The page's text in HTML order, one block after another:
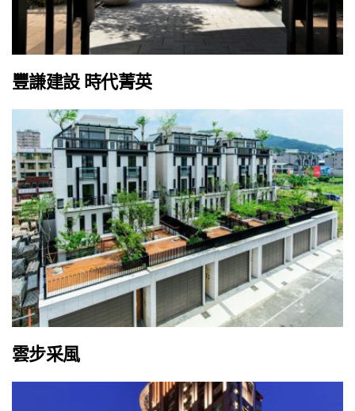
豐謙建設 時代菁英
雲步采風